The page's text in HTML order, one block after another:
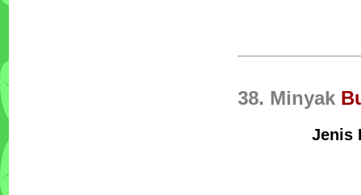
38. Minyak
Jenis